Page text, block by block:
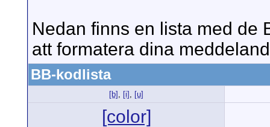
Nedan finns en lista med de
att formatera dina
BB-kodlista
[b] , [i] , [u]
[color]